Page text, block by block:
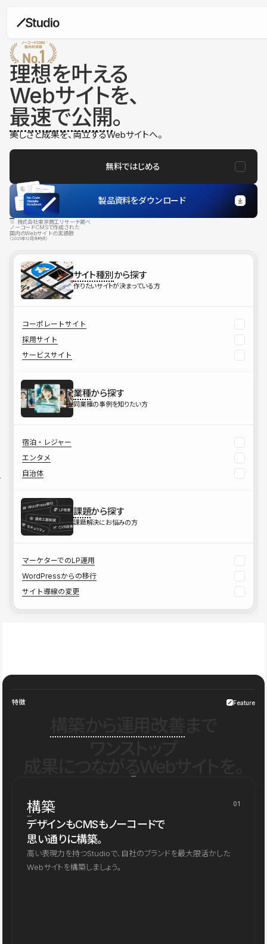
理想を叶える
Webサイトを、
最速で公開。
美しさと成果を、両立するWebサイトへ。
無料ではじめる
製品資料をダウンロード
※ 株式会社東京商工リサーチ調べ
ノーコードCMSで作成された
国内のWebサイトの実績数
（2025年12月末時点）
サイト種別から探す
作りたいサイトが決まっている方
コーポレートサイト
採用サイト
サービスサイト
業種から探す
同業種の事例を知りたい方
宿泊・レジャー
エンタメ
自治体
課題から探す
課題解決にお悩みの方
マーケターでのLP運用
WordPressからの移行
サイト導線の変更
特徴 Feature
構築 01
デザインもCMSもノーコードで
思い通りに構築。
高い表現力を持つStudioで、自社のブランドを最大限活かした
Webサイトを構築しましょう。